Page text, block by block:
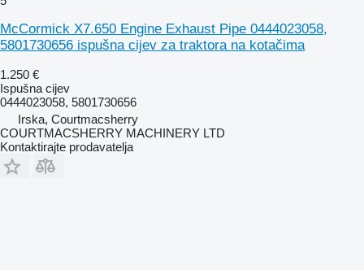
McCormick X7.650 Engine Exhaust Pipe 0444023058,
5801730656 ispušna cijev za traktora na kotačima
1.250 €
Ispušna cijev
0444023058, 5801730656
Irska, Courtmacsherry
COURTMACSHERRY MACHINERY LTD
Kontaktirajte prodavatelja